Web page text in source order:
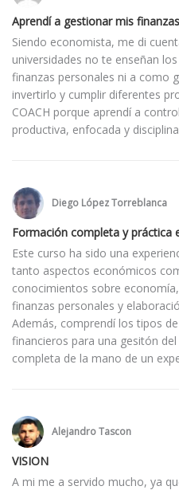
Aprendí a gestionar mis
Siendo economista, me di
universidades no te enseñan
finanzas personales ni a como
invertirlo y cumplir diferentes
COACH porque aprendí a
productiva, enfocada y
Diego López Torreblanca
Formación completa y práctica
Este curso ha sido una
tanto aspectos económicos
conocimientos sobre
finanzas personales y
Además, comprendí los tipos
financieros para una gesitón
completa de la mano de un
Alejandro Tascon
VISION
A mi me a servido mucho, ya